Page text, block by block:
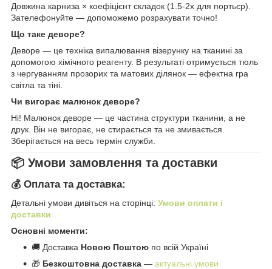
Довжина карниза × коефіцієнт складок (1.5-2x для портьєр).
Зателефонуйте — допоможемо розрахувати точно!
Що таке деворе?
Деворе — це техніка випалювання візерунку на тканині за
допомогою хімічного реагенту. В результаті отримується тюль
з чергуванням прозорих та матових ділянок — ефектна гра
світла та тіні.
Чи вигорає малюнок деворе?
Ні! Малюнок деворе — це частина структури тканини, а не
друк. Він не вигорає, не стирається та не змивається.
Зберігається на весь термін служби.
📦 Умови замовлення та доставки
💰 Оплата та доставка:
Детальні умови дивіться на сторінці: Умови оплати і
доставки
Основні моменти:
🚚 Доставка Новою Поштою по всій Україні
🎁 Безкоштовна доставка — актуальні умови